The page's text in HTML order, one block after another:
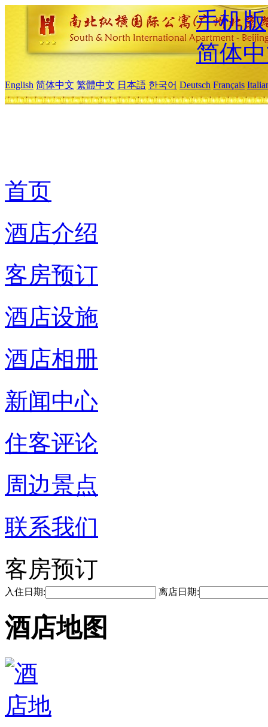
手机版
简体
English 简体中文 繁體中文 日本語 한국어 Deutsch Français
首页
酒店介绍
客房预订
酒店设施
酒店相册
新闻中心
住客评论
周边景点
联系我们
客房预订
入住日期: 离店日期:
酒店地图